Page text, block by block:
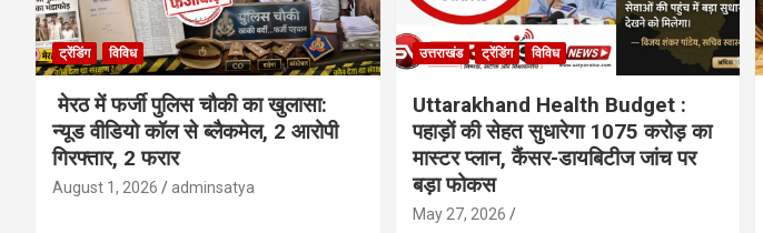
ट्रेंडिंग विविध
मेरठ में फर्जी पुलिस चौकी का खुलासा:
न्यूड वीडियो कॉल से ब्लैकमेल, 2 आरोपी
गिरफ्तार, 2 फरार
August 1, 2026 adminsatya
उत्तराखंड ट्रेंडिंग विविध
Uttarakhand Health Budget :
पहाड़ों की सेहत सुधारेगा 1075 करोड़ का
मास्टर प्लान, कैंसर-डायबिटीज जांच पर
बड़ा फोकस
May 27, 2026